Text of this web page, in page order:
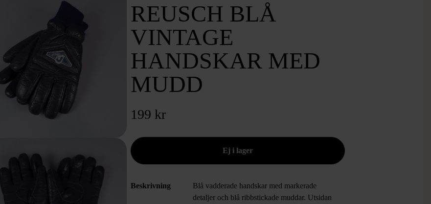
REUSCH BLÅ
VINTAGE
HANDSKAR MED
MUDD
199 kr
Beskrivning
Blå vadderade handskar med markerade
detaljer och blå ribbstickade muddar. Utsidan